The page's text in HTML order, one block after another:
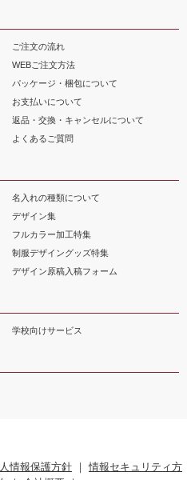
ご注文の流れ
WEBご注文方法
パッケージ・梱包について
お支払いについて
返品・交換・キャンセルについて
よくあるご質問
名入れの種類について
デザイン集
フルカラー加工特集
制服デザイングッズ特集
デザイン原稿入稿フォーム
学校向けサービス
情報保護方針 ｜情報セキュリティ方